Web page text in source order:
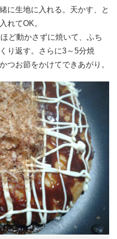
に生地に入れる。天かす、と
れてOK。
ど動かさずに焼いて、ふち
り返す。さらに3～5分焼
つお節をかけてできあがり。